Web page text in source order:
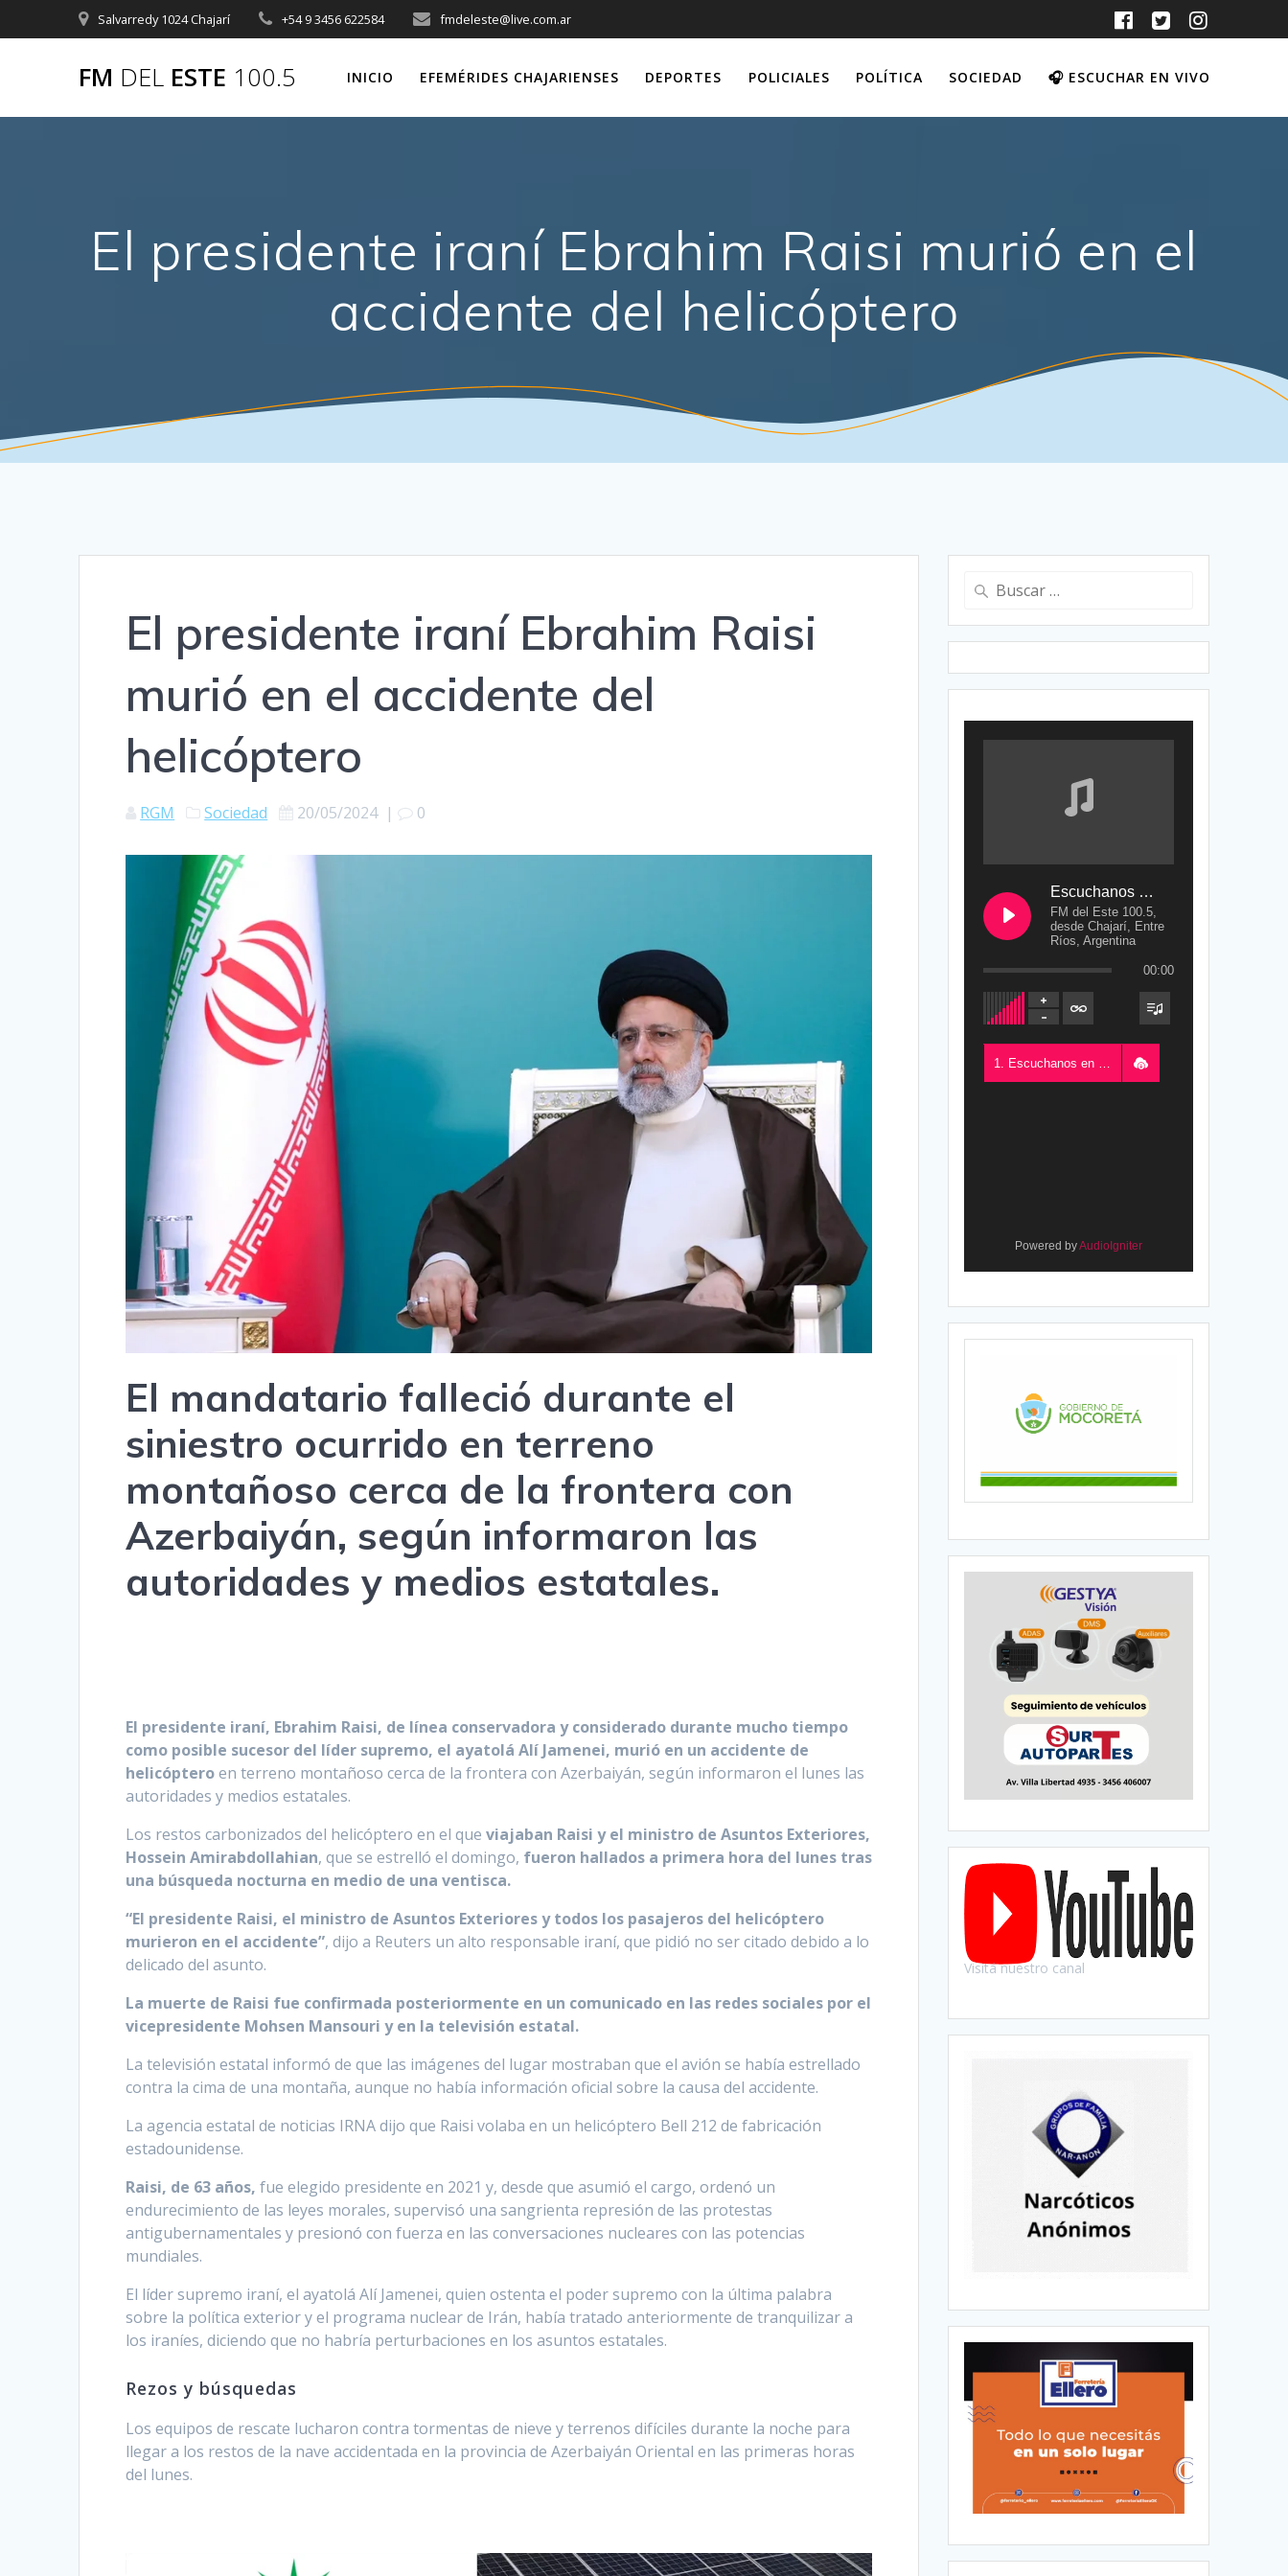
al
Salvarredy 1024 Chajarí +54 9 3456 622584 fmdeleste@live.com.ar
FM DEL ESTE 100.5 INICIO EFEMÉRIDES CHAJARIENSES DEPORTES POLICIALES POLÍTICA SOCIEDAD 🎧 ESCUCHAR EN VIVO
El presidente iraní Ebrahim Raisi murió en el
accidente del helicóptero
El presidente iraní Ebrahim Raisi
murió en el accidente del
helicóptero
RGM Sociedad 20/05/2024| 0
El mandatario falleció durante el
siniestro ocurrido en terreno
montañoso cerca de la frontera con
Azerbaiyán, según informaron las
autoridades y medios estatales.
El presidente iraní, Ebrahim Raisi, de línea conservadora y considerado durante mucho tiempo
como posible sucesor del líder supremo, el ayatolá Alí Jamenei, murió en un accidente de
helicópteroen terreno montañoso cerca de la frontera con Azerbaiyán, según informaron el lunes las
autoridades y medios estatales.
Los restos carbonizados del helicóptero en el queviajaban Raisi y el ministro de Asuntos Exteriores,
Hossein Amirabdollahian, que se estrelló el domingo, fueron hallados a primera hora del lunes tras
una búsqueda nocturna en medio de una ventisca.
“El presidente Raisi, el ministro de Asuntos Exteriores y todos los pasajeros del helicóptero
murieron en el accidente”, dijo a Reuters un alto responsable iraní, que pidió no ser citado debido a lo
delicado del asunto.
La muerte de Raisi fue confirmada posteriormente en un comunicado en las redes sociales por el
vicepresidente Mohsen Mansouri y en la televisión estatal.
La televisión estatal informó de que las imágenes del lugar mostraban que el avión se había estrellado
contra la cima de una montaña, aunque no había información oficial sobre la causa del accidente.
La agencia estatal de noticias IRNA dijo que Raisi volaba en un helicóptero Bell 212 de fabricación
estadounidense.
Raisi, de 63 años, fue elegido presidente en 2021 y, desde que asumió el cargo, ordenó un
endurecimiento de las leyes morales, supervisó una sangrienta represión de las protestas
antigubernamentales y presionó con fuerza en las conversaciones nucleares con las potencias
mundiales.
El líder supremo iraní, el ayatolá Alí Jamenei, quien ostenta el poder supremo con la última palabra
sobre la política exterior y el programa nuclear de Irán, había tratado anteriormente de tranquilizar a
los iraníes, diciendo que no habría perturbaciones en los asuntos estatales.
Rezos y búsquedas
Los equipos de rescate lucharon contra tormentas de nieve y terrenos difíciles durante la noche para
llegar a los restos de la nave accidentada en la provincia de Azerbaiyán Oriental en las primeras horas
del lunes.
Buscar:
Escuchanos en Vivo
FM del Este 100.5,
desde Chajarí, Entre
Ríos, Argentina
00:00
1. Escuchanos en Vivo - FM del Este 100.5, desde Chajarí, Entre Ríos, Argentina
Powered byAudioIgniter
Visitá nuestro canal